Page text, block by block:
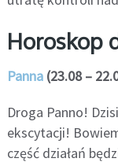
Horoskop
Panna(23.08 –
Droga Panno!
ekscytacji!
część działań